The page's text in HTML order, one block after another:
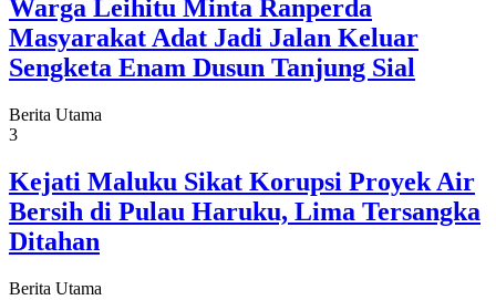
Warga Leihitu Minta Ranperda
Masyarakat Adat Jadi Jalan Keluar
Sengketa Enam Dusun Tanjung Sial
Berita Utama
3
Kejati Maluku Sikat Korupsi Proyek Air
Bersih di Pulau Haruku, Lima Tersangka
Ditahan
Berita Utama